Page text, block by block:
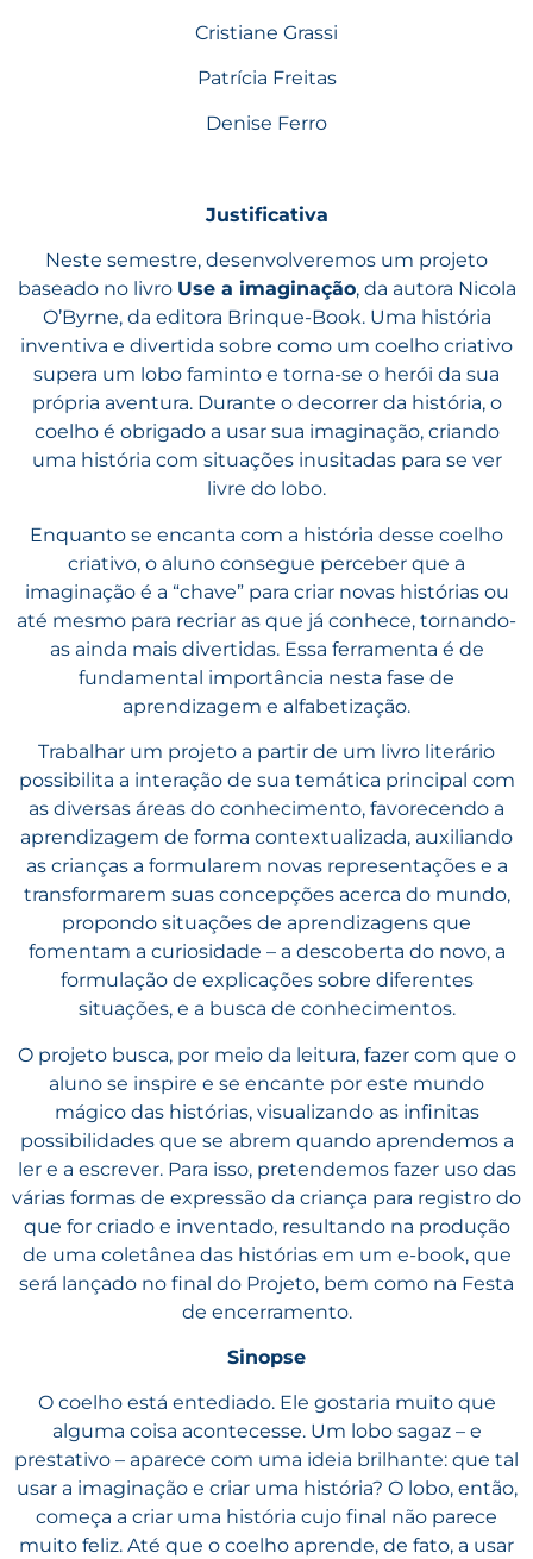
Cristiane Grassi
Patrícia Freitas
Denise Ferro
Justificativa
Neste semestre, desenvolveremos um projeto
baseado no livro Use a imaginação, da autora Nicola
O’Byrne, da editora Brinque-Book. Uma história
inventiva e divertida sobre como um coelho criativo
supera um lobo faminto e torna-se o herói da sua
própria aventura. Durante o decorrer da história, o
coelho é obrigado a usar sua imaginação, criando
uma história com situações inusitadas para se ver
livre do lobo.
Enquanto se encanta com a história desse coelho
criativo, o aluno consegue perceber que a
imaginação é a “chave” para criar novas histórias ou
até mesmo para recriar as que já conhece, tornando-
as ainda mais divertidas. Essa ferramenta é de
fundamental importância nesta fase de
aprendizagem e alfabetização.
Trabalhar um projeto a partir de um livro literário
possibilita a interação de sua temática principal com
as diversas áreas do conhecimento, favorecendo a
aprendizagem de forma contextualizada, auxiliando
as crianças a formularem novas representações e a
transformarem suas concepções acerca do mundo,
propondo situações de aprendizagens que
fomentam a curiosidade – a descoberta do novo, a
formulação de explicações sobre diferentes
situações, e a busca de conhecimentos.
O projeto busca, por meio da leitura, fazer com que o
aluno se inspire e se encante por este mundo
mágico das histórias, visualizando as infinitas
possibilidades que se abrem quando aprendemos a
ler e a escrever. Para isso, pretendemos fazer uso das
várias formas de expressão da criança para registro do
que for criado e inventado, resultando na produção
de uma coletânea das histórias em um e-book, que
será lançado no final do Projeto, bem como na Festa
de encerramento.
Sinopse
O coelho está entediado. Ele gostaria muito que
alguma coisa acontecesse. Um lobo sagaz – e
prestativo – aparece com uma ideia brilhante: que tal
usar a imaginação e criar uma história? O lobo, então,
começa a criar uma história cujo final não parece
muito feliz. Até que o coelho aprende, de fato, a usar